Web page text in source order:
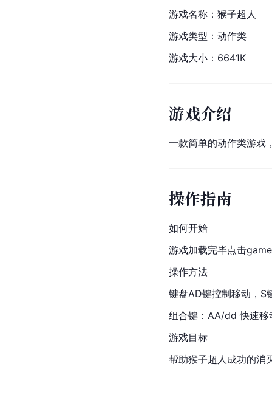
游戏名称：猴子超人
游戏类型：动作类
游戏大小：6641K
游戏介绍
一款简单的动作类游戏
操作指南
如何开始
游戏加载完毕点击
操作方法
键盘AD键控制移动，S
组合键：AA/dd 快速
游戏目标
帮助猴子超人成功的消